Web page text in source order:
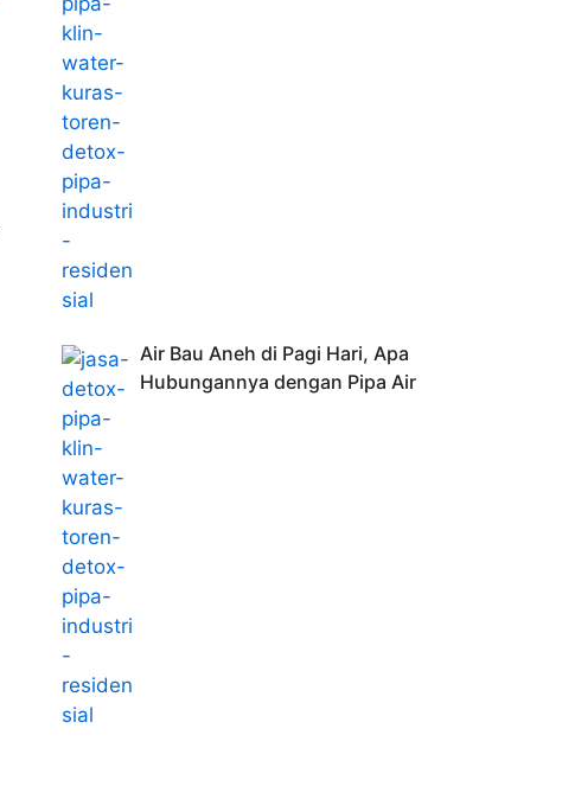
Air Bau Aneh di Pagi Hari, Apa
Hubungannya dengan Pipa Air